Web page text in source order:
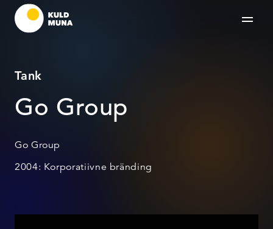
Tank
Go Group
Go Group
2004: Korporatiivne bränding